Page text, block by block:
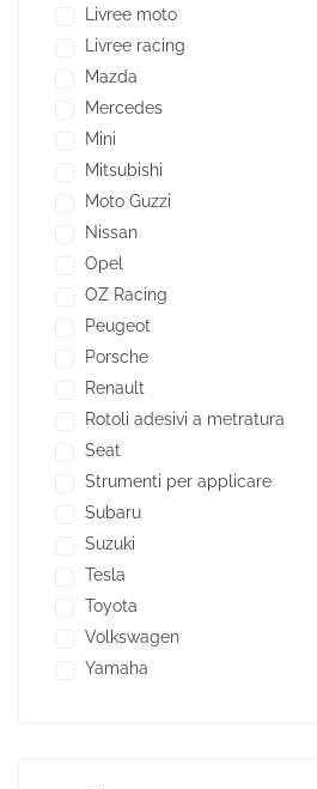
Livree moto
Livree racing
Mazda
Mercedes
Mini
Mitsubishi
Moto Guzzi
Nissan
Opel
OZ Racing
Peugeot
Porsche
Renault
Rotoli adesivi a metratura
Seat
Strumenti per applicare
Subaru
Suzuki
Tesla
Toyota
Volkswagen
Yamaha